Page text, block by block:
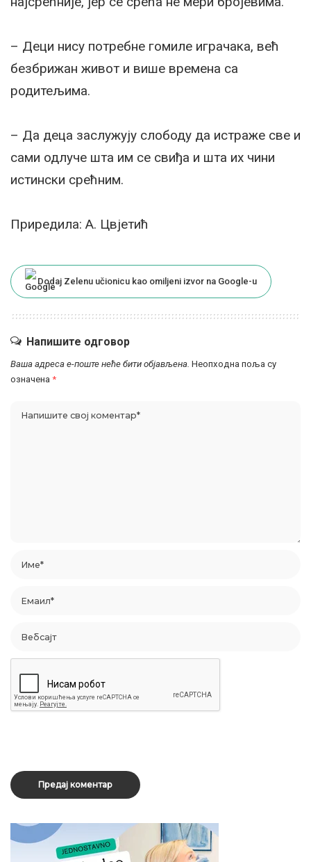
– Деци нису потребне гомиле играчака, већ
безбрижан живот и више времена са
родитељима.
– Да деца заслужују слободу да истраже све и
сами одлуче шта им се свиђа и шта их чини
истински срећним.
Приредила: А. Цвјетић
Dodaj Zelenu učionicu kao omiljeni izvor na Google-u
Напишите одговор
Ваша адреса е-поште неће бити објављена. Неопходна поља су
означена *